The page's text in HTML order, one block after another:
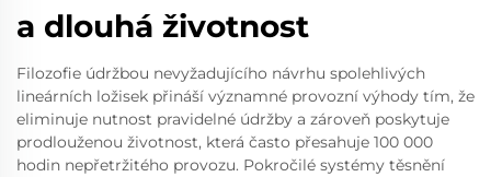
a dlouhá životnost
Filozofie údržbou nevyžadujícího návrhu spolehlivých
lineárních ložisek přináší významné provozní výhody tím, že
eliminuje nutnost pravidelné údržby a zároveň poskytuje
prodlouženou životnost, která často přesahuje 100 000
hodin nepřetržitého provozu. Pokročilé systémy těsnění